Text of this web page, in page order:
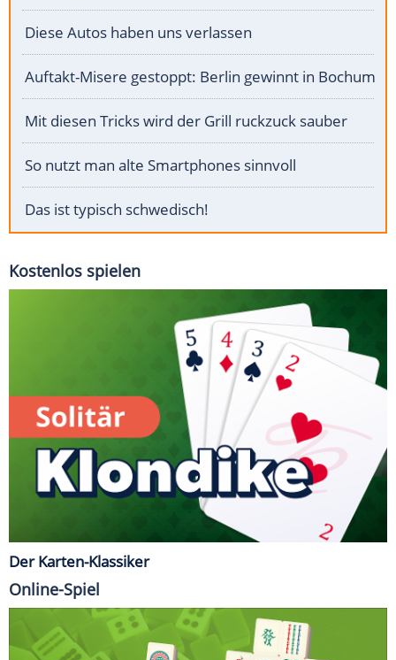
Diese Autos haben uns verlassen
Auftakt-Misere gestoppt: Berlin gewinnt in Bochum
Mit diesen Tricks wird der Grill ruckzuck sauber
So nutzt man alte Smartphones sinnvoll
Das ist typisch schwedisch!
Kostenlos spielen
Der Karten-Klassiker
Online-Spiel